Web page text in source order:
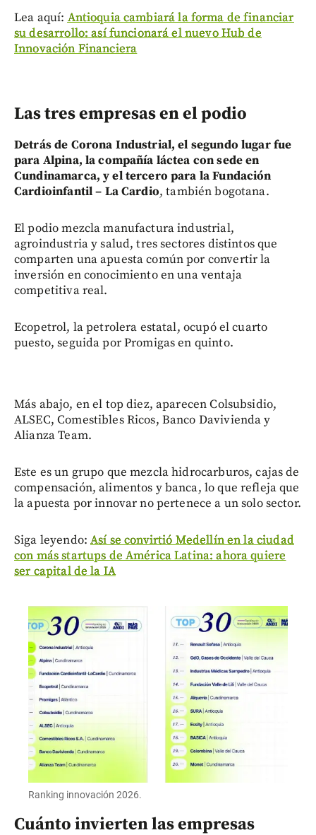
Lea aquí: Antioquia cambiará la forma de financiar
su desarrollo: así funcionará el nuevo Hub de
Innovación Financiera
Las tres empresas en el podio
Detrás de Corona Industrial, el segundo lugar fue
para Alpina, la compañía láctea con sede en
Cundinamarca, y el tercero para la Fundación
Cardioinfantil – La Cardio, también bogotana.
El podio mezcla manufactura industrial,
agroindustria y salud, tres sectores distintos que
comparten una apuesta común por convertir la
inversión en conocimiento en una ventaja
competitiva real.
Ecopetrol, la petrolera estatal, ocupó el cuarto
puesto, seguida por Promigas en quinto.
Más abajo, en el top diez, aparecen Colsubsidio,
ALSEC, Comestibles Ricos, Banco Davivienda y
Alianza Team.
Este es un grupo que mezcla hidrocarburos, cajas de
compensación, alimentos y banca, lo que refleja que
la apuesta por innovar no pertenece a un solo sector.
Siga leyendo:Así se convirtió Medellín en la ciudad
con más startups de América Latina: ahora quiere
ser capital de la IA
Ranking innovación 2026.
Cuánto invierten las empresas